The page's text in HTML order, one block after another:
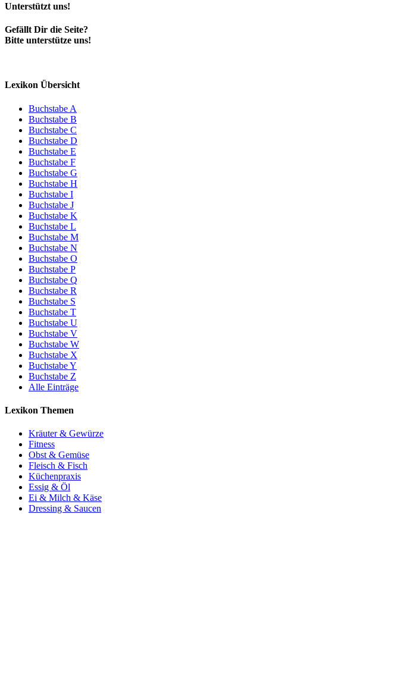
Unterstützt uns!
Gefällt Dir die Seite?
Bitte unterstütze uns!
Lexikon Übersicht
Buchstabe A
Buchstabe B
Buchstabe C
Buchstabe D
Buchstabe E
Buchstabe F
Buchstabe G
Buchstabe H
Buchstabe I
Buchstabe J
Buchstabe K
Buchstabe L
Buchstabe M
Buchstabe N
Buchstabe O
Buchstabe P
Buchstabe Q
Buchstabe R
Buchstabe S
Buchstabe T
Buchstabe U
Buchstabe V
Buchstabe W
Buchstabe X
Buchstabe Y
Buchstabe Z
Alle Einträge
Lexikon Themen
Kräuter & Gewürze
Fitness
Obst & Gemüse
Fleisch & Fisch
Küchenpraxis
Essig & Öl
Ei & Milch & Käse
Dressing & Saucen